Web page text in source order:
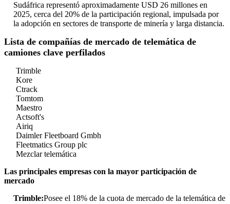
Sudáfrica representó aproximadamente USD 26 millones en
2025, cerca del 20% de la participación regional, impulsada por
la adopción en sectores de transporte de minería y larga distancia.
Lista de compañías de mercado de telemática de
camiones clave perfilados
Trimble
Kore
Ctrack
Tomtom
Maestro
Actsoft's
Airiq
Daimler Fleetboard Gmbh
Fleetmatics Group plc
Mezclar telemática
Las principales empresas con la mayor participación de
mercado
Trimble:Posee el 18% de la cuota de mercado de la telemática de